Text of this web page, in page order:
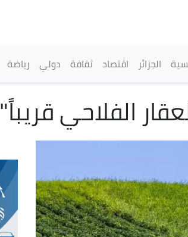
الرئيسيةالجزائر اقتصاد ثقافة دولي رياضة
الفلاحي قريباً"